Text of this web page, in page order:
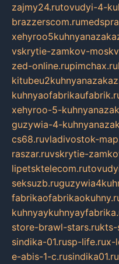
zajmy24.rutovudyi-4-
brazzerscom.ru
vskrytie-zamkov-
zed-online.rupimchax.ru
xehyroo-5-
guzywia-4-
cs68.ruvladivostok-
raszar.ruvskrytie-
lipetsktelecom.ru
seksuzb.ru
store-brawl-stars.rukts-
sindika-01.rusp-life.rux-
e-abis-1-c.rusindika01.ru